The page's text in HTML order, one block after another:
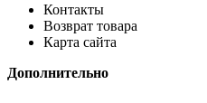
Контакты
Возврат товара
Карта сайта
Дополнительно